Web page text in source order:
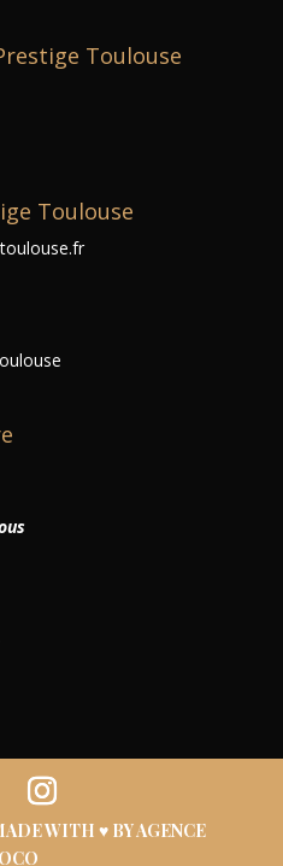
Toulouse
Toulouse
WITH ♥ BYAGENCE